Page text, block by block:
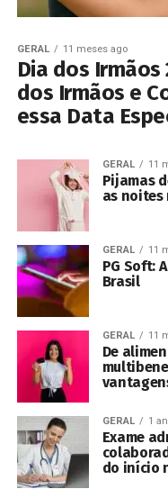
GERAL 11 meses ago
Dia dos Irmãos
dos Irmãos e
essa Data
GERAL 11
Pijamas
as noites
GERAL 11
PG Soft:
Brasil
GERAL 11
De
GERAL 1
Exame
do início